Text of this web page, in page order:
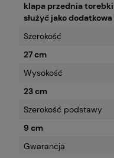
klapa przednia
służyć jako
Szerokość
27 cm
Wysokość
23 cm
Szerokość podstawy
9 cm
Gwarancja